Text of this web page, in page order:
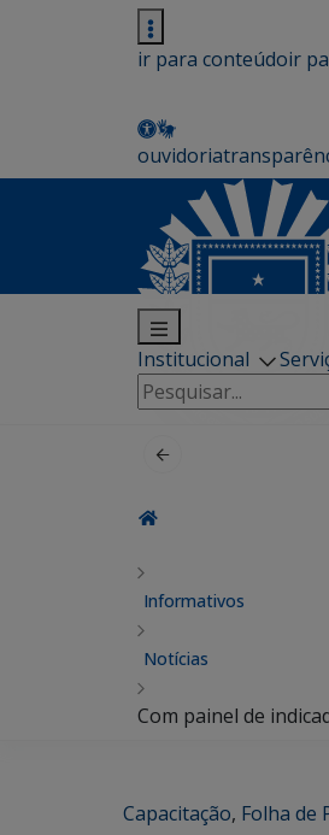
ir para conteúdoir
ouvidoria
Institucional
Pesquisar
por:
Informativos
Notícias
Com painel de
Capacitação, Folha de